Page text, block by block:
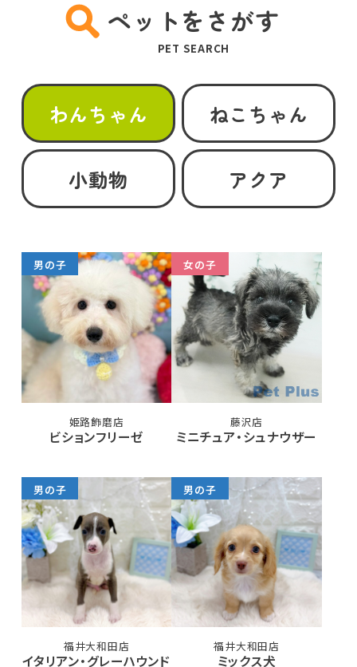
ペットをさがす
PET SEARCH
わんちゃん ねこちゃん
小動物 アクア
男の子
姫路飾磨店
ビションフリーゼ
女の子
藤沢店
ミニチュア・シュナウザー
男の子
福井大和田店
イタリアン・グレーハウンド
男の子
福井大和田店
ミックス犬